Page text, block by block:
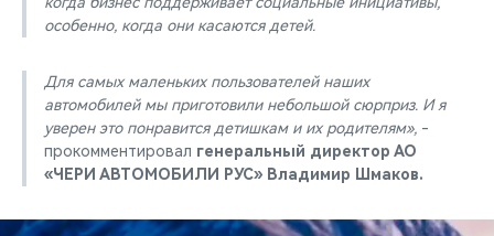
особенно, когда они касаются детей.
Для самых маленьких пользователей наших
автомобилей мы приготовили небольшой сюрприз. И я
уверен это понравится детишкам и их родителям», -
прокомментировал генеральный директор АО
«ЧЕРИ АВТОМОБИЛИ РУС» Владимир Шмаков.